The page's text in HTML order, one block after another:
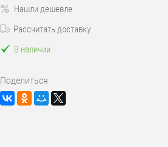
Нашли дешевле
Рассчитать доставку
В наличии
Поделиться